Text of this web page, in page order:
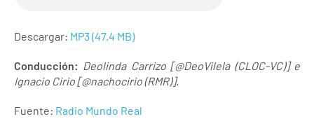
Descargar: MP3 (47.4 MB)
Conducción: Deolinda Carrizo [@DeoVilela (CLOC-VC)] e
Ignacio Cirio [@nachocirio (RMR)].
Fuente: Radio Mundo Real